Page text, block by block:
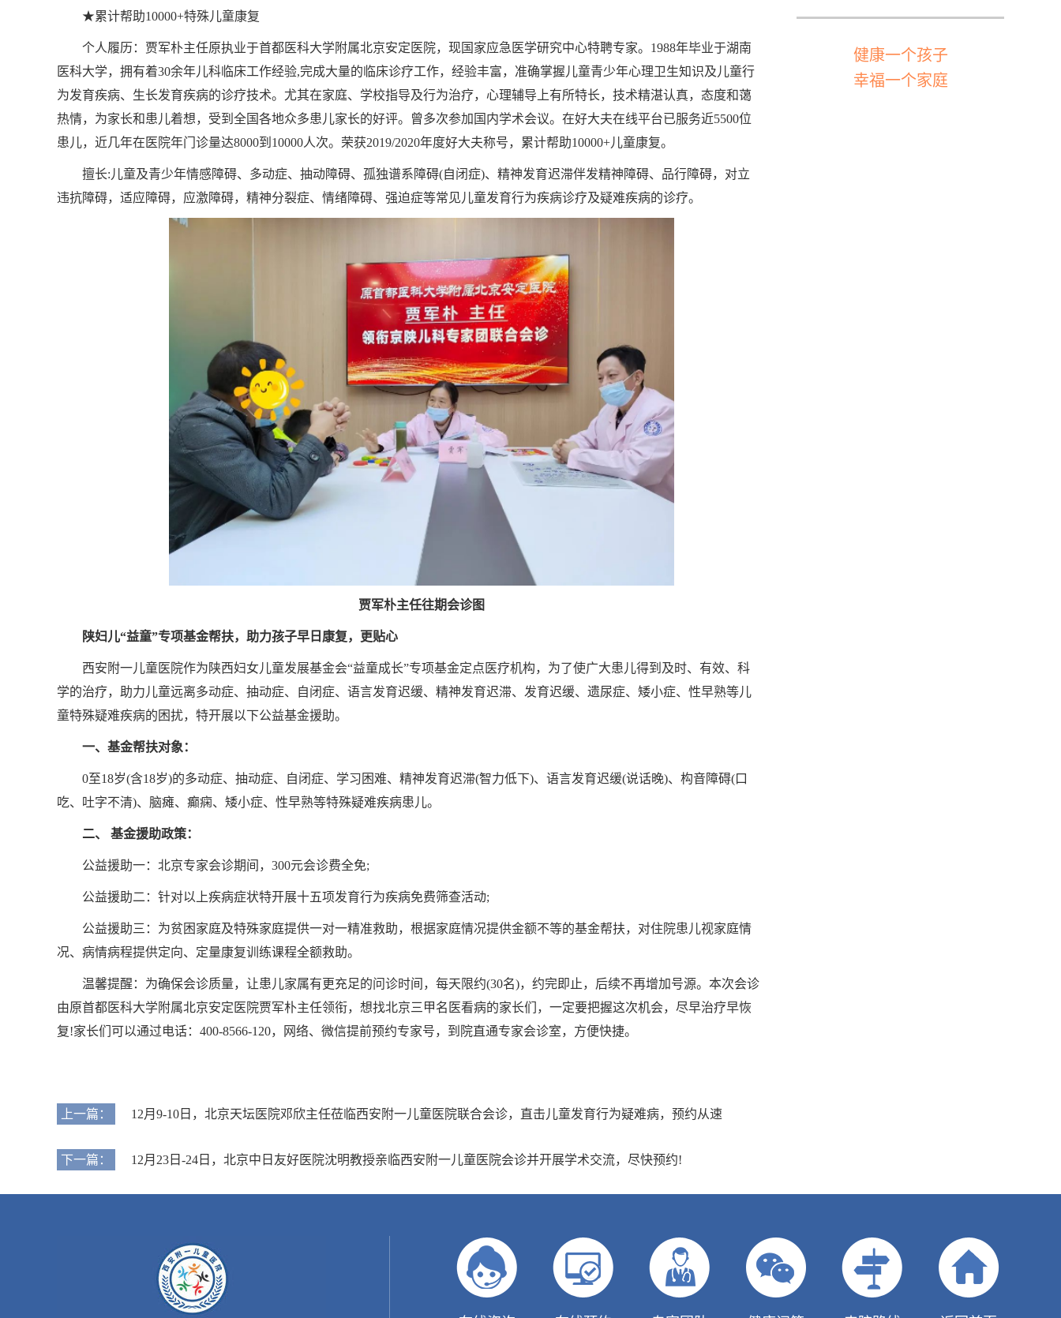
★累计帮助10000+特殊儿童康复
个人履历：贾军朴主任原执业于首都医科大学附属北京安定医院，现国家应急医学研究中心特聘专家。1988年毕业于湖南
医科大学，拥有着30余年儿科临床工作经验,完成大量的临床诊疗工作，经验丰富，准确掌握儿童青少年心理卫生知识及儿童行
为发育疾病、生长发育疾病的诊疗技术。尤其在家庭、学校指导及行为治疗，心理辅导上有所特长，技术精湛认真，态度和蔼
热情，为家长和患儿着想，受到全国各地众多患儿家长的好评。曾多次参加国内学术会议。在好大夫在线平台已服务近5500位
患儿，近几年在医院年门诊量达8000到10000人次。荣获2019/2020年度好大夫称号，累计帮助10000+儿童康复。
擅长:儿童及青少年情感障碍、多动症、抽动障碍、孤独谱系障碍(自闭症)、精神发育迟滞伴发精神障碍、品行障碍，对立
违抗障碍，适应障碍，应激障碍，精神分裂症、情绪障碍、强迫症等常见儿童发育行为疾病诊疗及疑难疾病的诊疗。
贾军朴主任往期会诊图
陕妇儿“益童”专项基金帮扶，助力孩子早日康复，更贴心
西安附一儿童医院作为陕西妇女儿童发展基金会“益童成长”专项基金定点医疗机构，为了使广大患儿得到及时、有效、科
学的治疗，助力儿童远离多动症、抽动症、自闭症、语言发育迟缓、精神发育迟滞、发育迟缓、遗尿症、矮小症、性早熟等儿
童特殊疑难疾病的困扰，特开展以下公益基金援助。
一、基金帮扶对象：
0至18岁(含18岁)的多动症、抽动症、自闭症、学习困难、精神发育迟滞(智力低下)、语言发育迟缓(说话晚)、构音障碍(口
吃、吐字不清)、脑瘫、癫痫、矮小症、性早熟等特殊疑难疾病患儿。
二、 基金援助政策：
公益援助一：北京专家会诊期间，300元会诊费全免;
公益援助二：针对以上疾病症状特开展十五项发育行为疾病免费筛查活动;
公益援助三：为贫困家庭及特殊家庭提供一对一精准救助，根据家庭情况提供金额不等的基金帮扶，对住院患儿视家庭情
况、病情病程提供定向、定量康复训练课程全额救助。
温馨提醒：为确保会诊质量，让患儿家属有更充足的问诊时间，每天限约(30名)，约完即止，后续不再增加号源。本次会诊
由原首都医科大学附属北京安定医院贾军朴主任领衔，想找北京三甲名医看病的家长们，一定要把握这次机会，尽早治疗早恢
复!家长们可以通过电话：400-8566-120，网络、微信提前预约专家号，到院直通专家会诊室，方便快捷。
上一篇： 12月9-10日，北京天坛医院邓欣主任莅临西安附一儿童医院联合会诊，直击儿童发育行为疑难病，预约从速
下一篇： 12月23日-24日，北京中日友好医院沈明教授亲临西安附一儿童医院会诊并开展学术交流，尽快预约!
健康一个孩子
幸福一个家庭